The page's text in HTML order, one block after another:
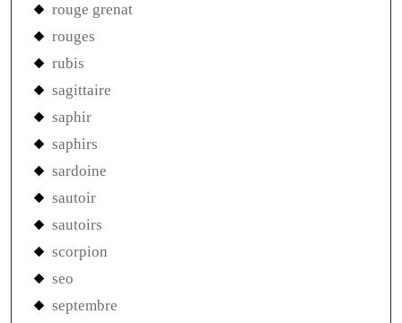
rouge grenat
rouges
rubis
sagittaire
saphir
saphirs
sardoine
sautoir
sautoirs
scorpion
seo
septembre